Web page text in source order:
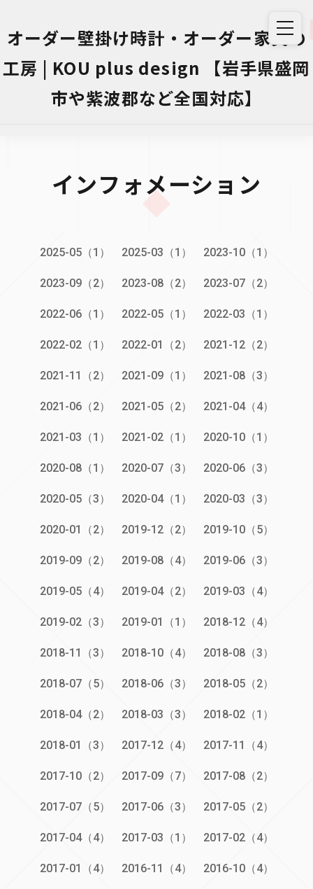
オーダー壁掛け時計・オーダー家具の
工房 | KOU plus design 【岩手県盛岡
市や紫波郡など全国対応】
インフォメーション
2025-05（1） 2025-03（1） 2023-10（1）
2023-09（2） 2023-08（2） 2023-07（2）
2022-06（1） 2022-05（1） 2022-03（1）
2022-02（1） 2022-01（2） 2021-12（2）
2021-11（2） 2021-09（1） 2021-08（3）
2021-06（2） 2021-05（2） 2021-04（4）
2021-03（1） 2021-02（1） 2020-10（1）
2020-08（1） 2020-07（3） 2020-06（3）
2020-05（3） 2020-04（1） 2020-03（3）
2020-01（2） 2019-12（2） 2019-10（5）
2019-09（2） 2019-08（4） 2019-06（3）
2019-05（4） 2019-04（2） 2019-03（4）
2019-02（3） 2019-01（1） 2018-12（4）
2018-11（3） 2018-10（4） 2018-08（3）
2018-07（5） 2018-06（3） 2018-05（2）
2018-04（2） 2018-03（3） 2018-02（1）
2018-01（3） 2017-12（4） 2017-11（4）
2017-10（2） 2017-09（7） 2017-08（2）
2017-07（5） 2017-06（3） 2017-05（2）
2017-04（4） 2017-03（1） 2017-02（4）
2017-01（4） 2016-11（4） 2016-10（4）